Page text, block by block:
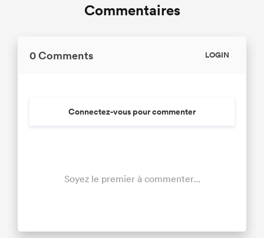
Commentaires
0 Comments LOGIN
Connectez-vous pour commenter
Soyez le premier à commenter...